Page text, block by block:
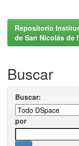
Repositorio
de San Nicolás de
Buscar
Buscar:
por